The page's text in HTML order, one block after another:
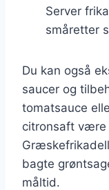
Server
småretter
Du kan også
saucer og
tomatsauce
citronsaft
bagte
måltid.